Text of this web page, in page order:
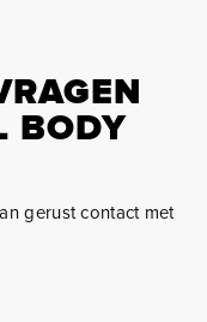
BODY
gerust contact met